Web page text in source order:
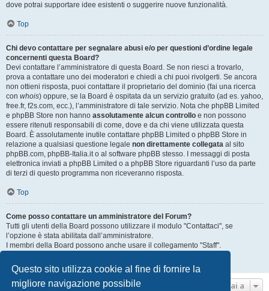
Questo sito utilizza cookie al fine di fornire la
migliore navigazione possibile
dove potrai supportare idee esistenti o suggerire nuove funzionalità.
Top
Chi devo contattare per segnalare abusi e/o per questioni d’ordine legale
concernenti questa Board?
Devi contattare l’amministratore di questa Board. Se non riesci a trovarlo,
prova a contattare uno dei moderatori e chiedi a chi puoi rivolgerti. Se ancora
non ottieni risposta, puoi contattare il proprietario del dominio (fai una ricerca
con whois) oppure, se la Board è ospitata da un servizio gratuito (ad es. yahoo,
free.fr, f2s.com, ecc.), l’amministratore di tale servizio. Nota che phpBB Limited
e phpBB Store non hanno assolutamente alcun controllo e non possono
essere ritenuti responsabili di come, dove e da chi viene utilizzata questa
Board. È assolutamente inutile contattare phpBB Limited o phpBB Store in
relazione a qualsiasi questione legale non direttamente collegata al sito
phpBB.com, phpBB-Italia.it o al software phpBB stesso. I messaggi di posta
elettronica inviati a phpBB Limited o a phpBB Store riguardanti l’uso da parte
di terzi di questo programma non riceveranno risposta.
Top
Come posso contattare un amministratore del Forum?
Tutti gli utenti della Board possono utilizzare il modulo "Contattaci", se
l’opzione è stata abilitata dall’amministratore.
I membri della Board possono anche usare il collegamento "Staff".
Top
Vai a